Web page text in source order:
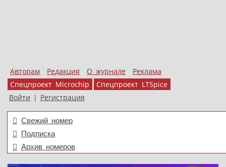
Авторам Редакция О журнале
Реклама
Спецпроект Microchip
Спецпроект LTSpice
Войти | Регистрация
Свежий номер
Подписка
Архив номеров